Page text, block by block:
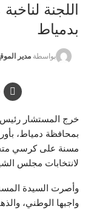
اللجنة
بدمياط
بواسطة مدير
خرج المستشار رئيس
بمحافظة دمياط،
مسنة على كرسي
لانتخابات مجلس
وأصرت السيدة
واجبها الوطني،